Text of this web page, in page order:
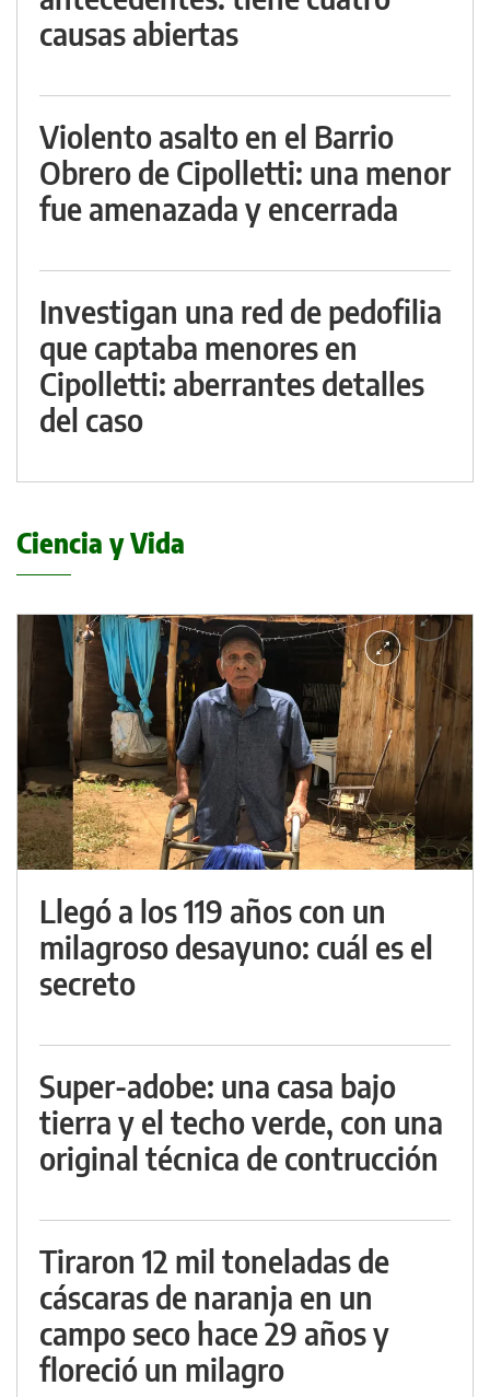
causas abiertas
Violento asalto en el Barrio
Obrero de Cipolletti: una menor
fue amenazada y encerrada
Investigan una red de pedofilia
que captaba menores en
Cipolletti: aberrantes detalles
del caso
Ciencia y Vida
Llegó a los 119 años con un
milagroso desayuno: cuál es el
secreto
Super-adobe: una casa bajo
tierra y el techo verde, con una
original técnica de contrucción
Tiraron 12 mil toneladas de
cáscaras de naranja en un
campo seco hace 29 años y
floreció un milagro